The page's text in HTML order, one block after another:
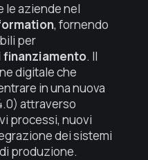
le aziende nel
, fornendo
per
finanziamento. Il
digitale che
in una nuova
attraverso
processi, nuovi
dei sistemi
produzione.